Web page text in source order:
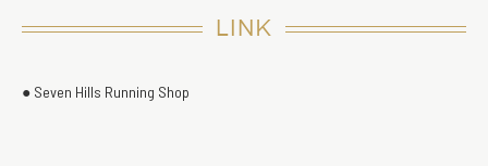
LINK
● Seven Hills Running Shop